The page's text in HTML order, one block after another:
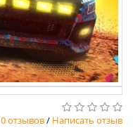
0 отзывов/ Написать отзыв